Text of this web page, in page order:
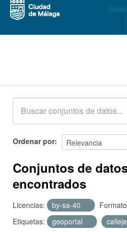
Acerca de
Ordenar por
Conjuntos de
encontrados
Licencias: by-sa-40
Etiquetas:
geoportal